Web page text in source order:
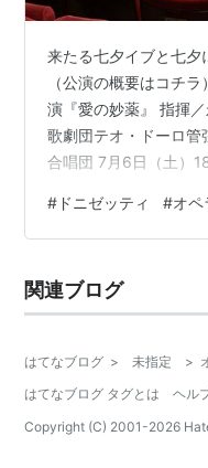
来たる七夕イブと七夕
（公演の概要はコチ
演『愛の妙薬』 指揮
歌劇団テオ・ドーロ管
合唱団 7月6日（土）
ーレ／山之内達也ジャ
（日）14：00開演ネ
ャンネッタ／福田洋子
アゼリア）大ホール
# ドニゼッティ #オペ
関連ブログ
はてなブログ > 未指定 >
はてなブログ タグとは
ヘル
Copyright (C) 2001-2026